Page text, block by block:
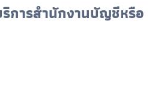
การสำนักงานบัญชีหรือ